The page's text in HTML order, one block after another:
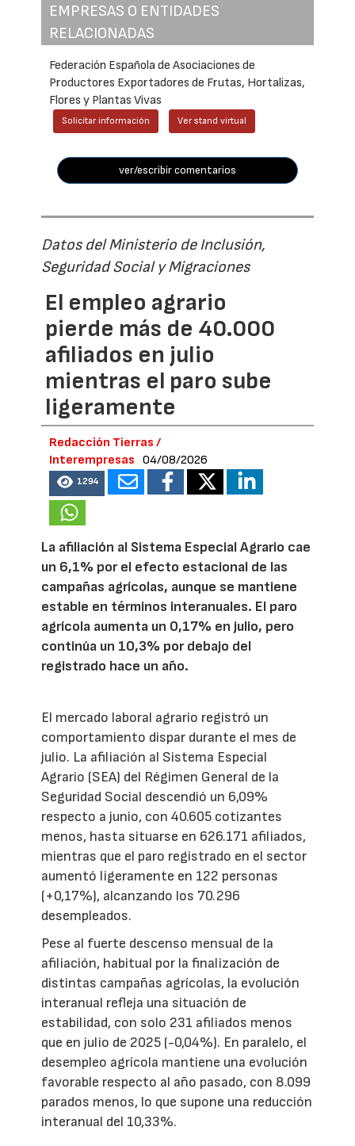
EMPRESAS O ENTIDADES
RELACIONADAS
Federación Española de Asociaciones de
Productores Exportadores de Frutas, Hortalizas,
Flores y Plantas Vivas
Solicitar información Ver stand virtual
ver/escribir comentarios
Datos del Ministerio de Inclusión,
Seguridad Social y Migraciones
El empleo agrario
pierde más de 40.000
afiliados en julio
mientras el paro sube
ligeramente
Redacción Tierras /
Interempresas
04/08/2026
1294
La afiliación al Sistema Especial Agrario cae
un 6,1% por el efecto estacional de las
campañas agrícolas, aunque se mantiene
estable en términos interanuales. El paro
agrícola aumenta un 0,17% en julio, pero
continúa un 10,3% por debajo del
registrado hace un año.
El mercado laboral agrario registró un
comportamiento dispar durante el mes de
julio. La afiliación al Sistema Especial
Agrario (SEA) del Régimen General de la
Seguridad Social descendió un 6,09%
respecto a junio, con 40.605 cotizantes
menos, hasta situarse en 626.171 afiliados,
mientras que el paro registrado en el sector
aumentó ligeramente en 122 personas
(+0,17%), alcanzando los 70.296
desempleados.
Pese al fuerte descenso mensual de la
afiliación, habitual por la finalización de
distintas campañas agrícolas, la evolución
interanual refleja una situación de
estabilidad, con solo 231 afiliados menos
que en julio de 2025 (-0,04%). En paralelo, el
desempleo agrícola mantiene una evolución
favorable respecto al año pasado, con 8.099
parados menos, lo que supone una reducción
interanual del 10,33%.